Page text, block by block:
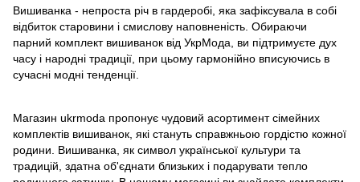
Вишиванка - непроста річ в гардеробі, яка зафіксувала в собі
відбиток старовини і смислову наповненість. Обираючи
парний комплект вишиванок від УкрМода, ви підтримуєте дух
часу і народні традиції, при цьому гармонійно вписуючись в
сучасні модні тенденції.
Магазин ukrmoda пропонує чудовий асортимент сімейних
комплектів вишиванок, які стануть справжньою гордістю кожної
родини. Вишиванка, як символ української культури та
традицій, здатна об'єднати близьких і подарувати тепло